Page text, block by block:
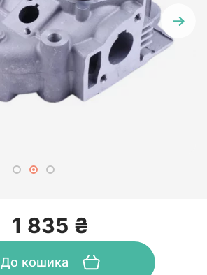
1 835 ₴
До кошика